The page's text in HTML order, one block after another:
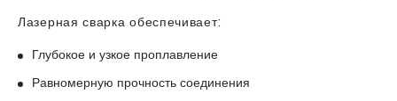
Лазерная сварка обеспечивает:
Глубокое и узкое проплавление
Равномерную прочность соединения